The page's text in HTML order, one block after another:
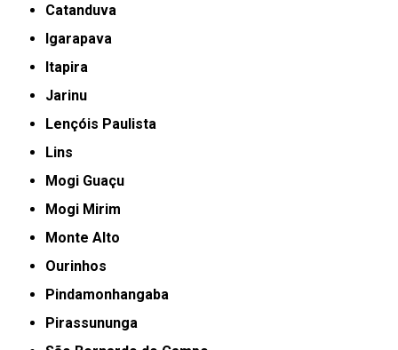
Catanduva
Igarapava
Itapira
Jarinu
Lençóis Paulista
Lins
Mogi Guaçu
Mogi Mirim
Monte Alto
Ourinhos
Pindamonhangaba
Pirassununga